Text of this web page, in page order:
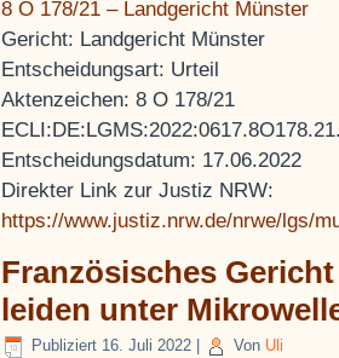
8 O 178/21 – Landgericht Münster
Gericht: Landgericht Münster
Entscheidungsart: Urteil
Aktenzeichen: 8 O 178/21
Entscheidungsdatum: 17.06.2022
Direkter Link zur Justiz NRW:
https://www.justiz.nrw.de/nrwe/lgs/
Französisches
leiden unter
Publiziert 16. Juli 2022 Von Uli